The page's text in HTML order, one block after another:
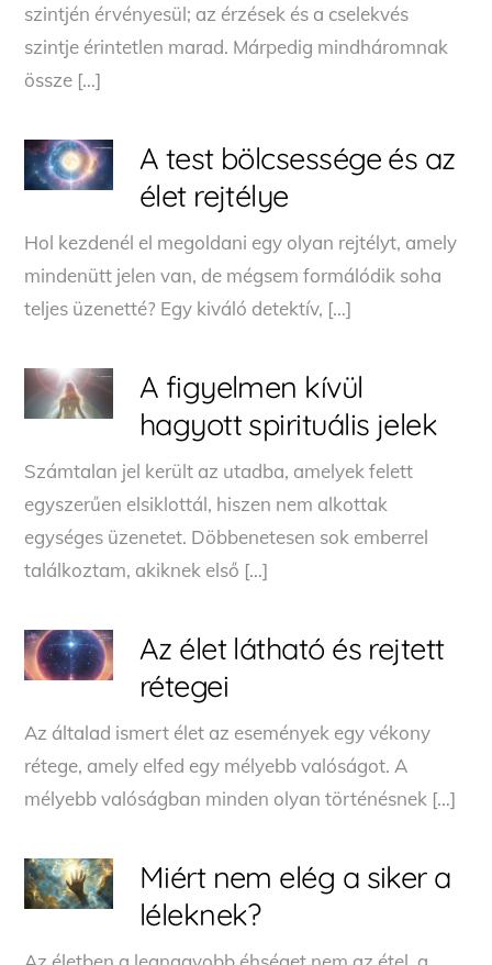
szintjén érvényesül; az érzések és a cselekvés
szintje érintetlen marad. Márpedig mindháromnak
össze […]
A test bölcsessége és az
élet rejtélye
Hol kezdenél el megoldani egy olyan rejtélyt, amely
mindenütt jelen van, de mégsem formálódik soha
teljes üzenetté? Egy kiváló detektív, […]
A figyelmen kívül
hagyott spirituális jelek
Számtalan jel került az utadba, amelyek felett
egyszerűen elsiklottál, hiszen nem alkottak
egységes üzenetet. Döbbenetesen sok emberrel
találkoztam, akiknek első […]
Az élet látható és rejtett
rétegei
Az általad ismert élet az események egy vékony
rétege, amely elfed egy mélyebb valóságot. A
mélyebb valóságban minden olyan történésnek […]
Miért nem elég a siker a
léleknek?